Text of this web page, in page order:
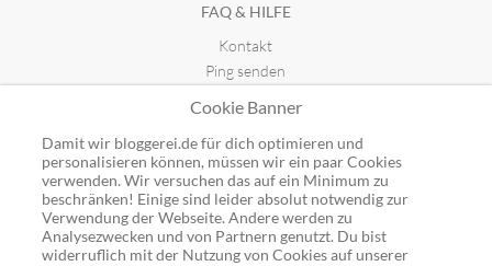
FAQ & HILFE
Kontakt
Ping senden
GUTSCHEINE
Top-Gutscheine
Alle Shops
Cookie Banner
Damit wir bloggerei.de für dich optimieren und
personalisieren können, müssen wir ein paar Cookies
verwenden. Wir versuchen das auf ein Minimum zu
beschränken! Einige sind leider absolut notwendig zur
Verwendung der Webseite. Andere werden zu
Analysezwecken und von Partnern genutzt. Du bist
widerruflich mit der Nutzung von Cookies auf unserer